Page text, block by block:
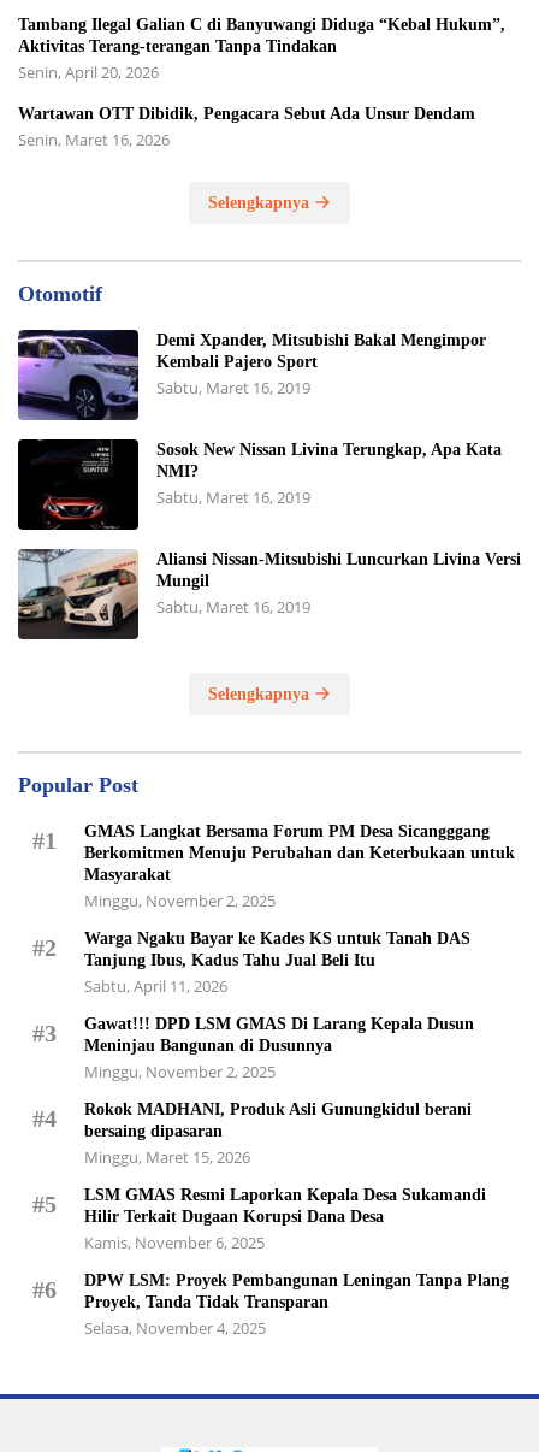
Tambang Ilegal Galian C di Banyuwangi Diduga “Kebal Hukum”,
Aktivitas Terang-terangan Tanpa Tindakan
Senin, April 20, 2026
Wartawan OTT Dibidik, Pengacara Sebut Ada Unsur Dendam
Senin, Maret 16, 2026
Selengkapnya
Otomotif
Demi Xpander, Mitsubishi Bakal Mengimpor
Kembali Pajero Sport
Sabtu, Maret 16, 2019
Sosok New Nissan Livina Terungkap, Apa Kata
NMI?
Sabtu, Maret 16, 2019
Aliansi Nissan-Mitsubishi Luncurkan Livina Versi
Mungil
Sabtu, Maret 16, 2019
Selengkapnya
Popular Post
#1
GMAS Langkat Bersama Forum PM Desa Sicangggang
Berkomitmen Menuju Perubahan dan Keterbukaan untuk
Masyarakat
Minggu, November 2, 2025
#2
Warga Ngaku Bayar ke Kades KS untuk Tanah DAS
Tanjung Ibus, Kadus Tahu Jual Beli Itu
Sabtu, April 11, 2026
#3
Gawat!!! DPD LSM GMAS Di Larang Kepala Dusun
Meninjau Bangunan di Dusunnya
Minggu, November 2, 2025
#4
Rokok MADHANI, Produk Asli Gunungkidul berani
bersaing dipasaran
Minggu, Maret 15, 2026
#5
LSM GMAS Resmi Laporkan Kepala Desa Sukamandi
Hilir Terkait Dugaan Korupsi Dana Desa
Kamis, November 6, 2025
#6
DPW LSM: Proyek Pembangunan Leningan Tanpa Plang
Proyek, Tanda Tidak Transparan
Selasa, November 4, 2025